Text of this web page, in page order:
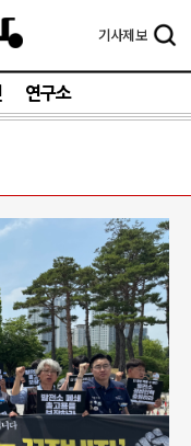
기사제보
연구소